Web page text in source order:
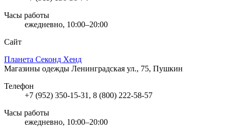
Часы работы
ежедневно, 10:00–20:00
Сайт
Планета Секонд Хенд
Магазины одежды Ленинградская ул., 75, Пушкин
Телефон
+7 (952) 350-15-31, 8 (800) 222-58-57
Часы работы
ежедневно, 10:00–20:00